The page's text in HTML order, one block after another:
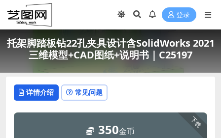
登录
托架脚踏板钻22孔夹具设计含SolidWorks 2021
三维模型+CAD图纸+说明书｜C25197
详情介绍 常见问题
下载
350金币